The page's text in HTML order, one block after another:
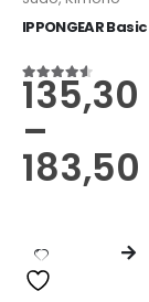
4.50od 5
135,30
–
183,50